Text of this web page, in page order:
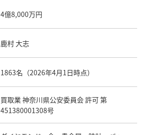
4億8,000万円
鹿村 大志
1863名（2026年4月1日時点）
買取業 神奈川県公安委員会 許可 第
451380001308号